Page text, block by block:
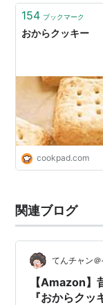
154 ブックマーク
おからクッキー
cookpad.com
関連ブログ
てんチャン
【Amazon】
『おからクッ